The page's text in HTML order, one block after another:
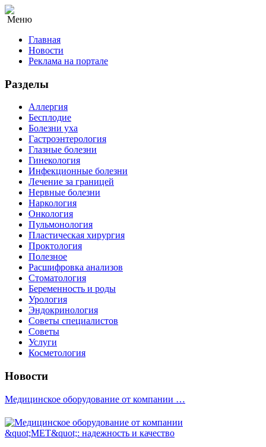
Меню
Главная
Новости
Реклама на портале
Разделы
Аллергия
Бесплодие
Болезни уха
Гастроэнтерология
Глазные болезни
Гинекология
Инфекционные болезни
Лечение за границей
Нервные болезни
Наркология
Онкология
Пульмонология
Пластическая хирургия
Проктология
Полезное
Расшифровка анализов
Стоматология
Беременность и роды
Урология
Эндокринология
Советы специалистов
Советы
Услуги
Косметология
Новости
Медицинское оборудование от компании …